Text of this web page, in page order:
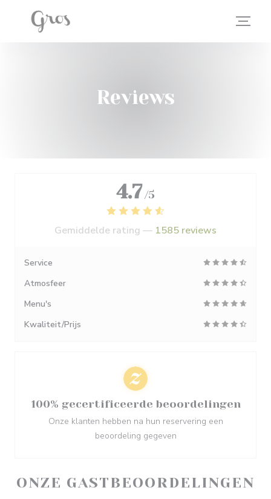
Cookies beheer paneel
Reviews
ONZE GASTBEOORDELINGEN
4.7 /5
Gemiddelde rating — 1585 reviews
Service
Atmosfeer
Menu's
Kwaliteit/Prijs
100% gecertificeerde beoordelingen
Onze klanten hebben na hun reservering een
beoordeling gegeven